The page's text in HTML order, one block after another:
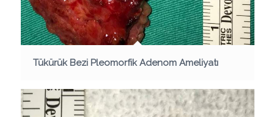
Tükürük Bezi Pleomorfik Adenom Ameliyatı